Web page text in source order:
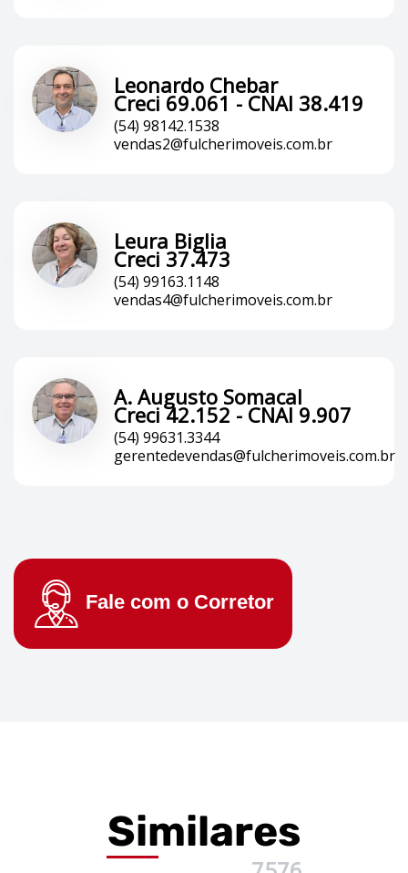
Leonardo Chebar
Creci 69.061 - CNAI 38.419
(54) 98142.1538
vendas2@fulcherimoveis.com.br
Leura Biglia
Creci 37.473
(54) 99163.1148
vendas4@fulcherimoveis.com.br
A. Augusto Somacal
Creci 42.152 - CNAI 9.907
(54) 99631.3344
gerentedevendas@fulcherimoveis.com.br
Fale com o Corretor
Similares